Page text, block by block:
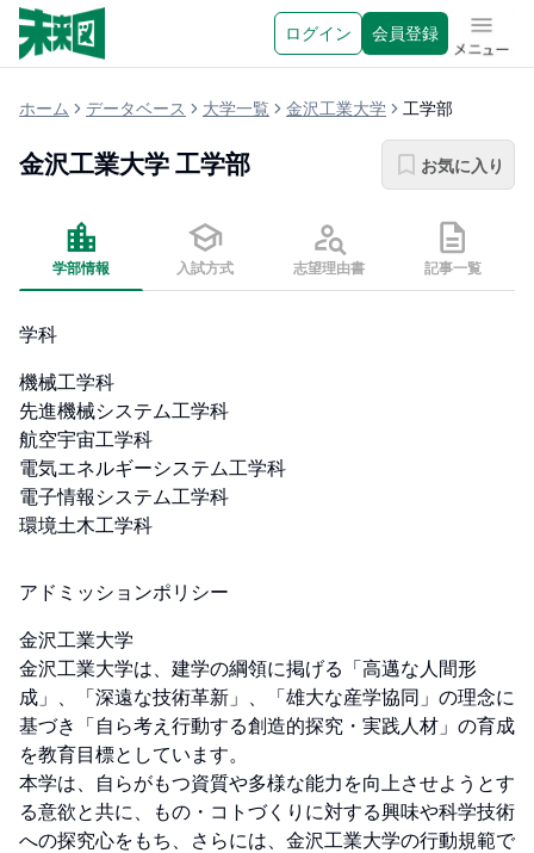
ログイン 会員登録 メニュ
ホーム データベース 大学一覧 金沢工業大学 工学部
金沢工業大学 工学部 お気に入り
学部情報 入試方式 志望理由書 記事一覧
学科
機械工学科
先進機械システム工学科
航空宇宙工学科
電気エネルギーシステム工学科
電子情報システム工学科
環境土木工学科
アドミッションポリシー
⾦沢⼯業⼤学
⾦沢⼯業⼤学は、建学の綱領に掲げる「⾼邁な⼈間形
成」、「深遠な技術⾰新」、「雄⼤な産学協同」の理念に
基づき「⾃ら考え⾏動する創造的探究・実践⼈材」の育成
を教育⽬標としています。
本学は、⾃らがもつ資質や多様な能⼒を向上させようとす
る意欲と共に、もの・コトづくりに対する興味や科学技術
への探究⼼をもち、さらには、⾦沢⼯業⼤学の⾏動規範で